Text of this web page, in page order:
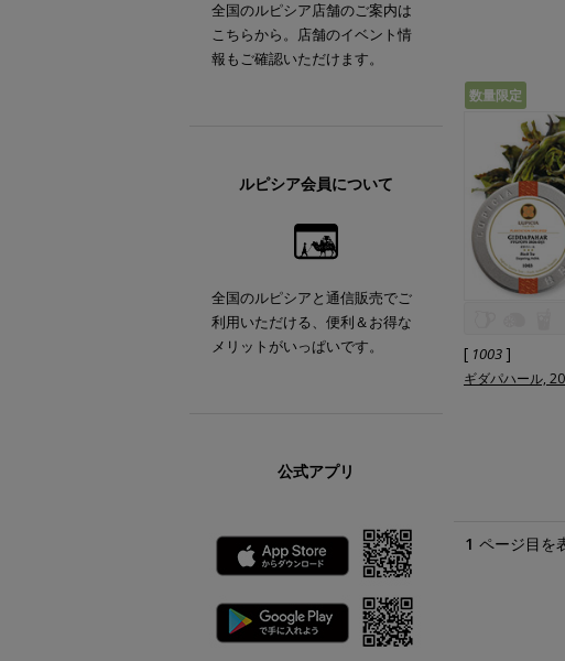
数量限定
[ 1003 ]
ギダパハール,
1 ページ目を
全国のルピシア店舗のご案内は
こちらから。店舗のイベント情
報もご確認いただけます。
ルピシア会員について
全国のルピシアと通信販売でご
利用いただける、便利＆お得な
メリットがいっぱいです。
公式アプリ